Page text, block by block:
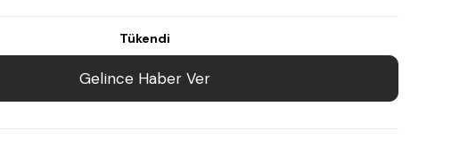
Tükendi
Gelince Haber Ver